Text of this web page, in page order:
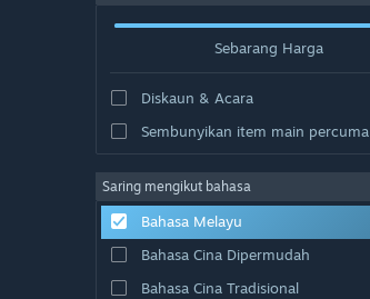
Sebarang Harga
Diskaun & Acara
Sembunyikan item main percuma
Saring mengikut bahasa
Bahasa Melayu
Bahasa Cina Dipermudah
Bahasa Cina Tradisional